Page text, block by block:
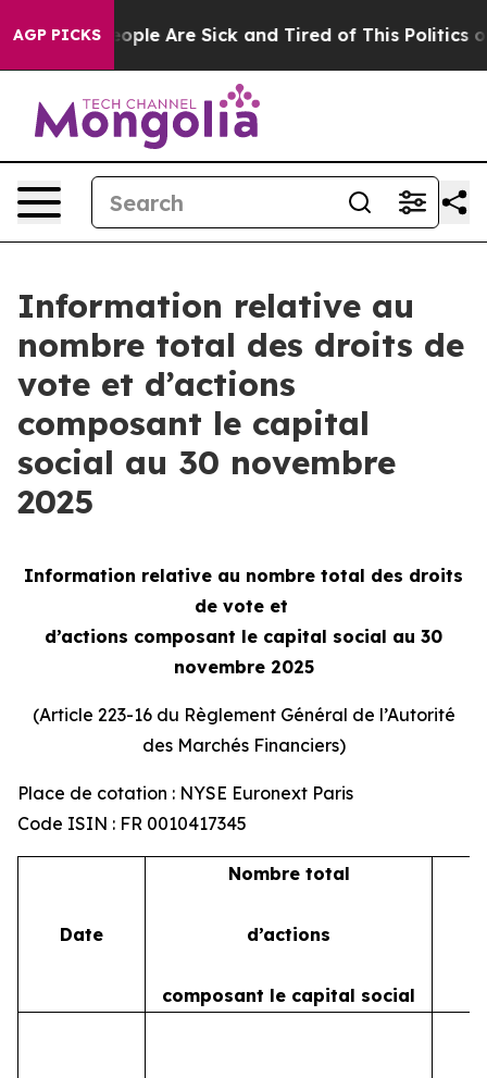
AGP PICKS
Win: “People Are Sick and Tired of This Politics of
Information relative au
nombre total des droits de
vote et d’actions
composant le capital
social au 30 novembre
2025
Information relative au nombre total des droits
de vote et
d’actions composant le capital social au 30
novembre 2025
(Article 223-16 du Règlement Général de l’Autorité
des Marchés Financiers)
Place de cotation : NYSE Euronext Paris
Code ISIN : FR 0010417345
Date
Nombre total
d’actions
composant le capital social